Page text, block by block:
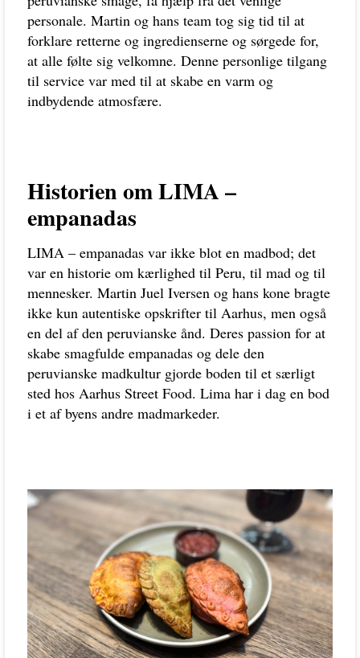
personale. Martin og hans team tog sig tid til at
forklare retterne og ingredienserne og sørgede for,
at alle følte sig velkomne. Denne personlige tilgang
til service var med til at skabe en varm og
indbydende atmosfære.
Historien om LIMA –
empanadas
LIMA – empanadas var ikke blot en madbod; det
var en historie om kærlighed til Peru, til mad og til
mennesker. Martin Juel Iversen og hans kone bragte
ikke kun autentiske opskrifter til Aarhus, men også
en del af den peruvianske ånd. Deres passion for at
skabe smagfulde empanadas og dele den
peruvianske madkultur gjorde boden til et særligt
sted hos Aarhus Street Food. Lima har i dag en bod
i et af byens andre madmarkeder.